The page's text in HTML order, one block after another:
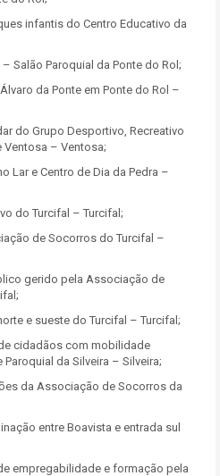
infantis do Centro Educativo da
Salão Paroquial da Ponte do Rol;
da Ponte em Ponte do Rol –
do Grupo Desportivo, Recreativo
Ventosa – Ventosa;
Lar e Centro de Dia da Pedra –
do Turcifal – Turcifal;
de Socorros do Turcifal –
gerido pela Associação de
e sueste do Turcifal – Turcifal;
cidadãos com mobilidade
da Silveira – Silveira;
da Associação de Socorros da
entre Boavista e entrada sul
empregabilidade e formação pela